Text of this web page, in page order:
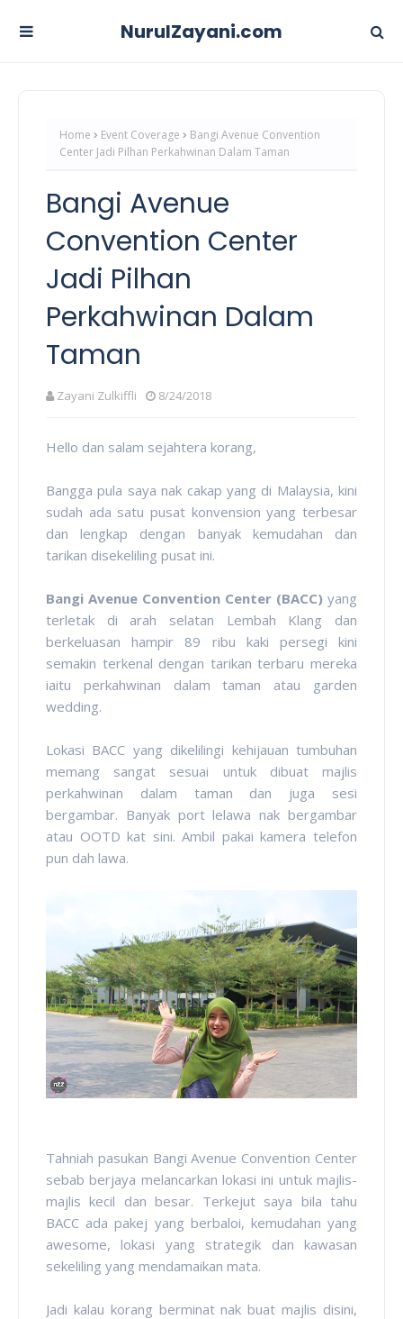
NurulZayani.com
Home Event Coverage
Bangi Avenue Convention
Center Jadi Pilhan Perkahwinan Dalam Taman
Bangi Avenue
Convention Center
Jadi Pilhan
Perkahwinan Dalam
Taman
Zayani Zulkiffli 8/24/2018
Hello dan salam sejahtera korang,
Bangga pula saya nak cakap yang di Malaysia, kini
sudah ada satu pusat konvension yang terbesar
dan lengkap dengan banyak kemudahan dan
tarikan disekeliling pusat ini.
Bangi Avenue Convention Center (BACC) yang
terletak di arah selatan Lembah Klang dan
berkeluasan hampir 89 ribu kaki persegi kini
semakin terkenal dengan tarikan terbaru mereka
iaitu perkahwinan dalam taman atau garden
wedding.
Lokasi BACC yang dikelilingi kehijauan tumbuhan
memang sangat sesuai untuk dibuat majlis
perkahwinan dalam taman dan juga sesi
bergambar. Banyak port lelawa nak bergambar
atau OOTD kat sini. Ambil pakai kamera telefon
pun dah lawa.
Tahniah pasukan Bangi Avenue Convention Center
sebab berjaya melancarkan lokasi ini untuk majlis-
majlis kecil dan besar. Terkejut saya bila tahu
BACC ada pakej yang berbaloi, kemudahan yang
awesome, lokasi yang strategik dan kawasan
sekeliling yang mendamaikan mata.
Jadi kalau korang berminat nak buat majlis disini,